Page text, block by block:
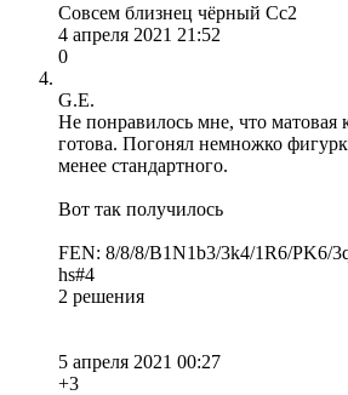
Совсем близнец чёрный Сс2
4 апреля 2021 21:52
0
G.E.
Не понравилось мне, что матовая
готова. Погонял немножко
менее стандартного.
Вот так получилось
FEN: 8/8/8/B1N1b3/3k4/1R6/PK6/
hs#4
2 решения
5 апреля 2021 00:27
+3